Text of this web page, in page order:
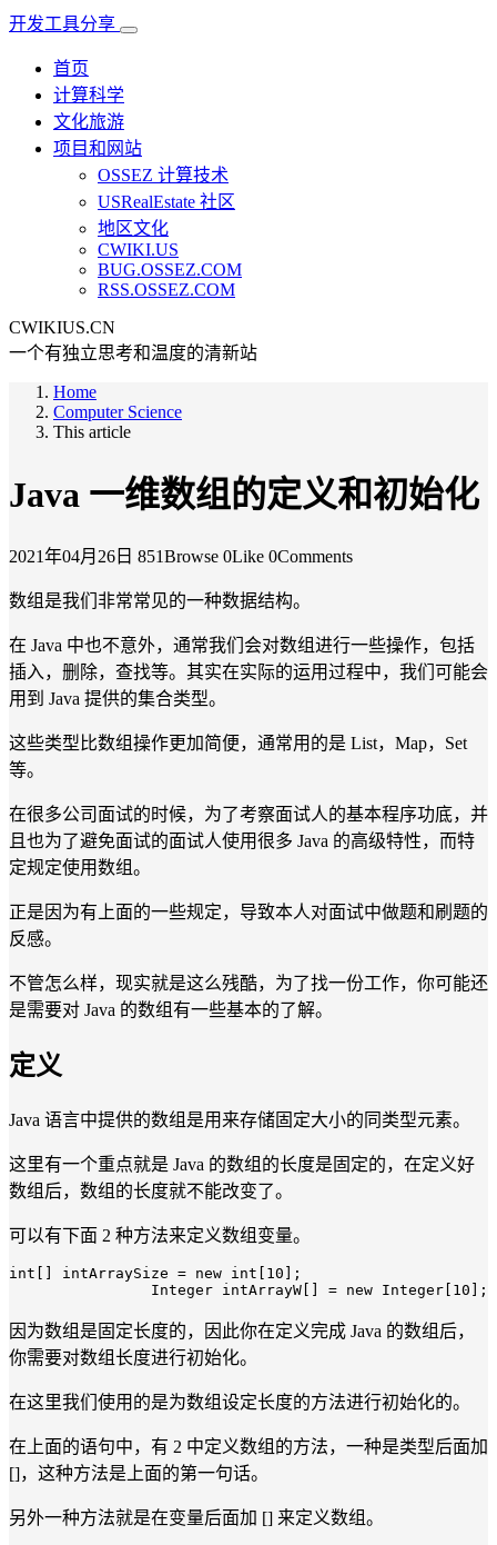
开发工具分享
首页
计算科学
文化旅游
项目和网站
OSSEZ 计算技术
USRealEstate 社区
地区文化
CWIKI.US
BUG.OSSEZ.COM
RSS.OSSEZ.COM
CWIKIUS.CN
一个有独立思考和温度的清新站
Home
Computer Science
This article
Java 一维数组的定义和初始化
2021年04月26日 851Browse 0Like 0Comments
数组是我们非常常见的一种数据结构。
在 Java 中也不意外，通常我们会对数组进行一些操作，包括
插入，删除，查找等。其实在实际的运用过程中，我们可能会
用到 Java 提供的集合类型。
这些类型比数组操作更加简便，通常用的是 List，Map，Set
等。
在很多公司面试的时候，为了考察面试人的基本程序功底，并
且也为了避免面试的面试人使用很多 Java 的高级特性，而特
定规定使用数组。
正是因为有上面的一些规定，导致本人对面试中做题和刷题的
反感。
不管怎么样，现实就是这么残酷，为了找一份工作，你可能还
是需要对 Java 的数组有一些基本的了解。
定义
Java 语言中提供的数组是用来存储固定大小的同类型元素。
这里有一个重点就是 Java 的数组的长度是固定的，在定义好
数组后，数组的长度就不能改变了。
可以有下面 2 种方法来定义数组变量。
int [] intArraySize = new int [ 10 ];
Integer intArrayW[] = new Integer [ 10
因为数组是固定长度的，因此你在定义完成 Java 的数组后，
你需要对数组长度进行初始化。
在这里我们使用的是为数组设定长度的方法进行初始化的。
在上面的语句中，有 2 中定义数组的方法，一种是类型后面加
[]，这种方法是上面的第一句话。
另外一种方法就是在变量后面加 [] 来定义数组。